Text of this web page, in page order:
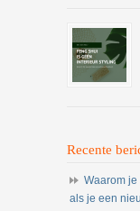
Recente
Waarom
als je een